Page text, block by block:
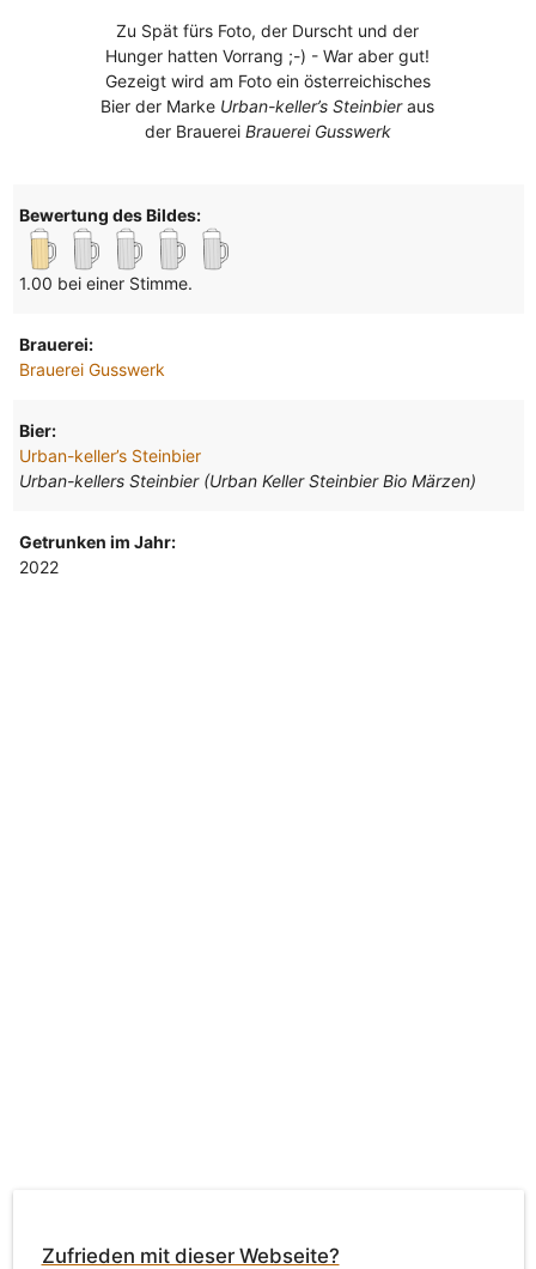
Zu Spät fürs Foto, der Durscht und der
Hunger hatten Vorrang ;-) - War aber gut!
Gezeigt wird am Foto ein österreichisches
Bier der Marke Urban-keller’s Steinbieraus
der Brauerei Brauerei Gusswerk
Bewertung des Bildes:
1.00 bei einer Stimme.
Brauerei:
Brauerei Gusswerk
Bier:
Urban-keller’s Steinbier
Urban-kellers Steinbier (Urban Keller Steinbier Bio Märzen)
Getrunken im Jahr:
2022
Zufrieden mit dieser Webseite?